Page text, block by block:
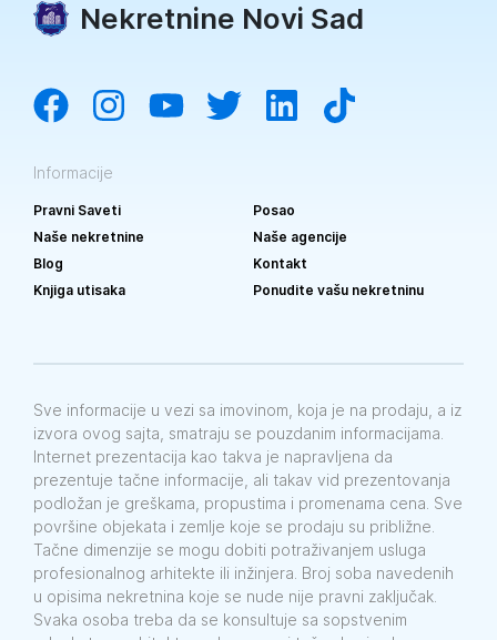
Nekretnine Novi Sad
Informacije
Pravni Saveti
Posao
Naše nekretnine
Naše agencije
Blog
Kontakt
Knjiga utisaka
Ponudite vašu nekretninu
Sve informacije u vezi sa imovinom, koja je na prodaju, a iz
izvora ovog sajta, smatraju se pouzdanim informacijama.
Internet prezentacija kao takva je napravljena da
prezentuje tačne informacije, ali takav vid prezentovanja
podložan je greškama, propustima i promenama cena. Sve
površine objekata i zemlje koje se prodaju su približne.
Tačne dimenzije se mogu dobiti potraživanjem usluga
profesionalnog arhitekte ili inžinjera. Broj soba navedenih
u opisima nekretnina koje se nude nije pravni zaključak.
Svaka osoba treba da se konsultuje sa sopstvenim